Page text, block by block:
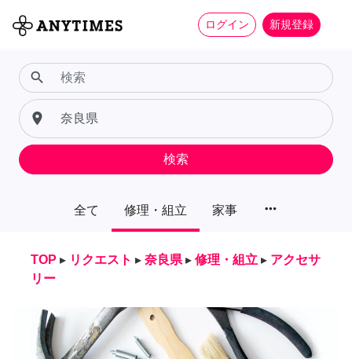
ログイン 新規登録
全て 修理・組立 家事 more_horiz
search
place
検索
TOP ▸ リクエスト ▸ 奈良県 ▸ 修理・組立 ▸ アクセサ
リー